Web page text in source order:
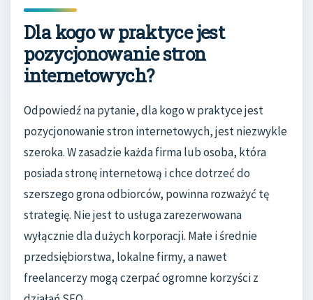
Dla kogo w praktyce jest
pozycjonowanie stron
internetowych?
Odpowiedź na pytanie, dla kogo w praktyce jest
pozycjonowanie stron internetowych, jest niezwykle
szeroka. W zasadzie każda firma lub osoba, która
posiada stronę internetową i chce dotrzeć do
szerszego grona odbiorców, powinna rozważyć tę
strategię. Nie jest to usługa zarezerwowana
wyłącznie dla dużych korporacji. Małe i średnie
przedsiębiorstwa, lokalne firmy, a nawet
freelancerzy mogą czerpać ogromne korzyści z